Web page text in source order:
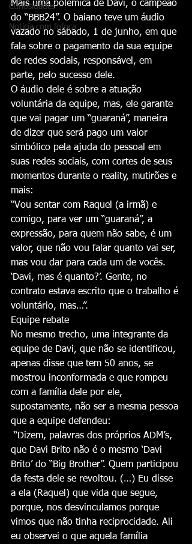
Curiosidades
Notícia com fofoca
Mais uma polêmica de Davi, o campeão
do “BBB24”. O baiano teve um áudio
vazado no sábado, 1 de junho, em que
fala sobre o pagamento da sua equipe
de redes sociais, responsável, em
parte, pelo sucesso dele.
O áudio dele é sobre a atuação
voluntária da equipe, mas, ele garante
que vai pagar um “guaraná”, maneira
de dizer que será pago um valor
simbólico pela ajuda do pessoal em
suas redes sociais, com cortes de seus
momentos durante o reality, mutirões e
mais:
“Vou sentar com Raquel (a irmã) e
comigo, para ver um “guaraná”, a
expressão, para quem não sabe, é um
valor, que não vou falar quanto vai ser,
mas vou dar para cada um de vocês.
‘Davi, mas é quanto?’. Gente, no
contrato estava escrito que o trabalho é
voluntário, mas…”.
Equipe rebate
No mesmo trecho, uma integrante da
equipe de Davi, que não se identificou,
apenas disse que tem 50 anos, se
mostrou inconformada e que rompeu
com a família dele por ele,
supostamente, não ser a mesma pessoa
que a equipe defendeu:
que Davi Brito não é o mesmo ‘Davi
Brito’ do “Big Brother”. Quem participou
da festa dele se revoltou. (…) Eu disse
a ela (Raquel) que vida que segue,
porque, nos desvinculamos porque
vimos que não tinha reciprocidade. Ali
eu observei o que aquela família